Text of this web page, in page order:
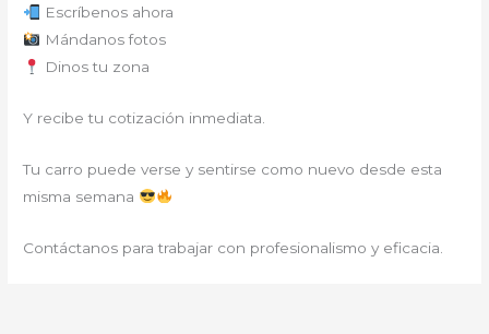
Escríbenos ahora
Mándanos fotos
Dinos tu zona
Y recibe tu cotización inmediata.
Tu carro puede verse y sentirse como nuevo desde esta
misma semana
Contáctanos para trabajar con profesionalismo y eficacia.